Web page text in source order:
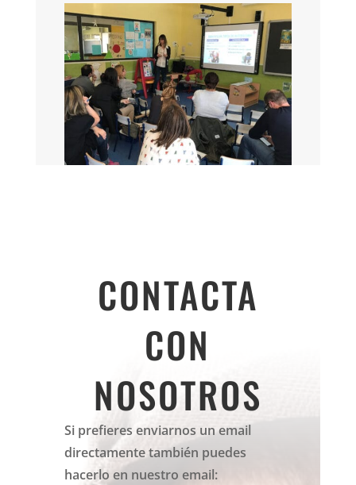
CONTACTA
CON
NOSOTROS
Si prefieres enviarnos un email
directamente también puedes
hacerlo en nuestro email: